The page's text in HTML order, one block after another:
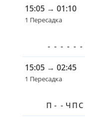
15:05 → 01:10
1 Пересадка
- - - - - -
15:05 → 02:45
1 Пересадка
П - - Ч П С